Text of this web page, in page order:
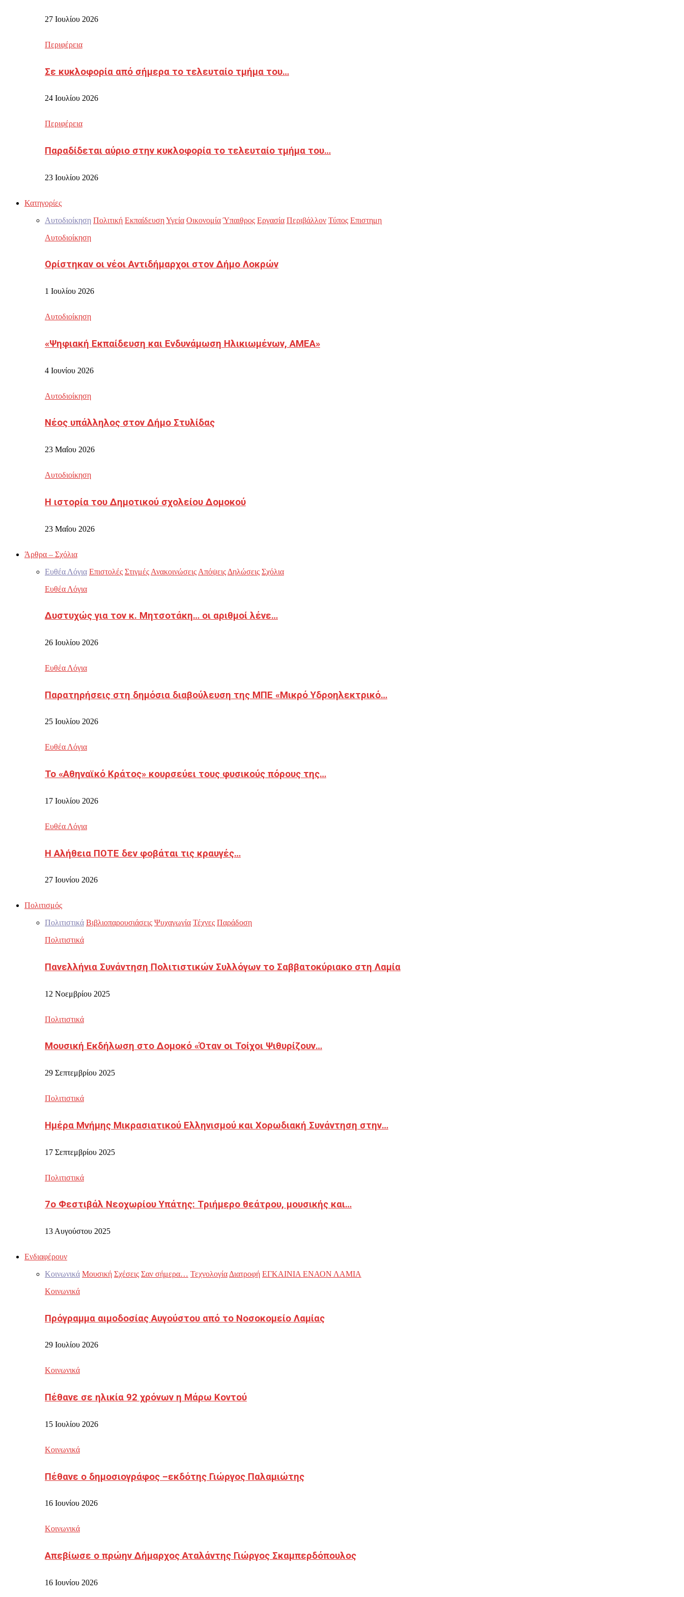
27 Ιουλίου 2026
Περιφέρεια
Σε κυκλοφορία από σήμερα το τελευταίο τμήμα του…
24 Ιουλίου 2026
Περιφέρεια
Παραδίδεται αύριο στην κυκλοφορία το τελευταίο τμήμα του…
23 Ιουλίου 2026
Κατηγορίες
Αυτοδιοίκηση Πολιτική ΕκπαίδευσηΥγεία Οικονομία Ύπαιθρος Εργασία Περιβάλλον Τύπος Επιστημη
Αυτοδιοίκηση
Ορίστηκαν οι νέοι Αντιδήμαρχοι στον Δήμο Λοκρών
1 Ιουλίου 2026
Αυτοδιοίκηση
«Ψηφιακή Εκπαίδευση και Ενδυνάμωση Ηλικιωμένων, ΑΜΕΑ»
4 Ιουνίου 2026
Αυτοδιοίκηση
Νέος υπάλληλος στον Δήμο Στυλίδας
23 Μαΐου 2026
Αυτοδιοίκηση
Η ιστορία του Δημοτικού σχολείου Δομοκού
23 Μαΐου 2026
Άρθρα – Σχόλια
Ευθέα Λόγια Επιστολές Στιγμές Ανακοινώσεις Απόψεις Δηλώσεις Σχόλια
Ευθέα Λόγια
Δυστυχώς για τον κ. Μητσοτάκη… οι αριθμοί λένε…
26 Ιουλίου 2026
Ευθέα Λόγια
Παρατηρήσεις στη δημόσια διαβούλευση της ΜΠΕ «Μικρό Υδροηλεκτρικό…
25 Ιουλίου 2026
Ευθέα Λόγια
Το «Αθηναϊκό Κράτος» κουρσεύει τους φυσικούς πόρους της…
17 Ιουλίου 2026
Ευθέα Λόγια
Η Αλήθεια ΠΟΤΕ δεν φοβάται τις κραυγές…
27 Ιουνίου 2026
Πολιτισμός
Πολιτιστικά Βιβλιοπαρουσιάσεις Ψυχαγωγία Τέχνες Παράδοση
Πολιτιστικά
Πανελλήνια Συνάντηση Πολιτιστικών Συλλόγων το Σαββατοκύριακο στη Λαμία
12 Νοεμβρίου 2025
Πολιτιστικά
Μουσική Εκδήλωση στο Δομοκό «Όταν οι Τοίχοι Ψιθυρίζουν…
29 Σεπτεμβρίου 2025
Πολιτιστικά
Ημέρα Μνήμης Μικρασιατικού Ελληνισμού και Χορωδιακή Συνάντηση στην…
17 Σεπτεμβρίου 2025
Πολιτιστικά
7ο Φεστιβάλ Νεοχωρίου Υπάτης: Τριήμερο θεάτρου, μουσικής και…
13 Αυγούστου 2025
Ενδιαφέρουν
Κοινωνικά Μουσική Σχέσεις Σαν σήμερα… Τεχνολογία Διατροφή ΕΓΚΑΙΝΙΑ ΕΝΑΟΝ ΛΑΜΙΑ
Κοινωνικά
Πρόγραμμα αιμοδοσίας Αυγούστου από το Νοσοκομείο Λαμίας
29 Ιουλίου 2026
Κοινωνικά
Πέθανε σε ηλικία 92 χρόνων η Μάρω Κοντού
15 Ιουλίου 2026
Κοινωνικά
Πέθανε ο δημοσιογράφος –εκδότης Γιώργος Παλαμιώτης
16 Ιουνίου 2026
Κοινωνικά
Απεβίωσε ο πρώην Δήμαρχος Αταλάντης Γιώργος Σκαμπερδόπουλος
16 Ιουνίου 2026